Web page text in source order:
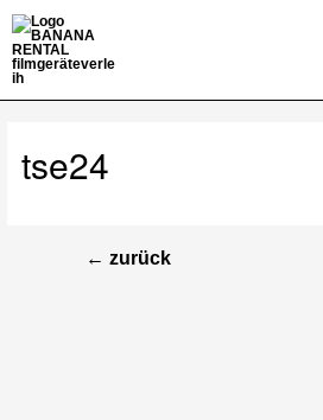
Zum
Inhalt
springen
tse24
Beitragsnavigation
← zurück